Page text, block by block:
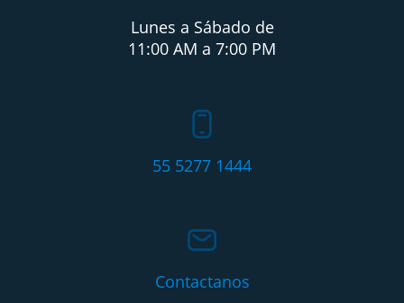
Lunes a Sábado de
11:00 AM a 7:00 PM
55 5277 1444
Contactanos